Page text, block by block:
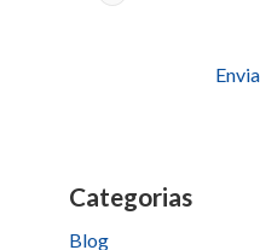
empty.
Categorias
Blog